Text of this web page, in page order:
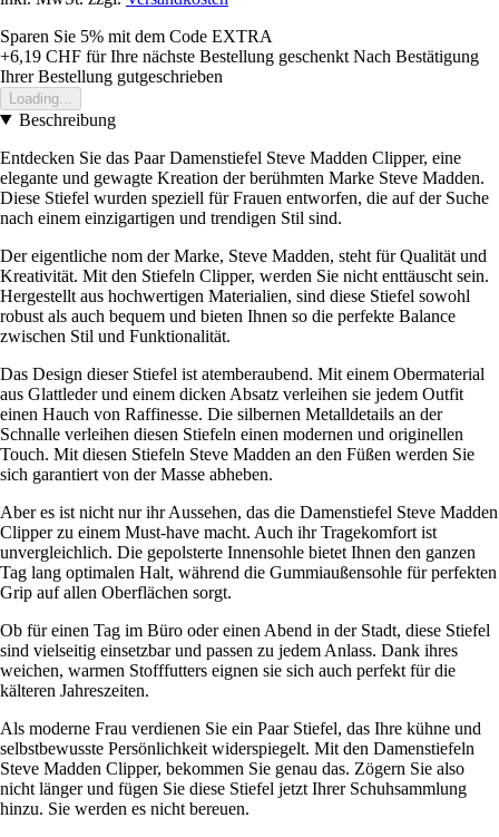
Sparen Sie 5% mit dem Code EXTRA
+6,19 CHF für Ihre nächste Bestellung geschenkt Nach Bestätigung
Ihrer Bestellung gutgeschrieben
Loading...
Beschreibung
Entdecken Sie das Paar Damenstiefel Steve Madden Clipper, eine
elegante und gewagte Kreation der berühmten Marke Steve Madden.
Diese Stiefel wurden speziell für Frauen entworfen, die auf der Suche
nach einem einzigartigen und trendigen Stil sind.
Der eigentliche nom der Marke, Steve Madden, steht für Qualität und
Kreativität. Mit den Stiefeln Clipper, werden Sie nicht enttäuscht sein.
Hergestellt aus hochwertigen Materialien, sind diese Stiefel sowohl
robust als auch bequem und bieten Ihnen so die perfekte Balance
zwischen Stil und Funktionalität.
Das Design dieser Stiefel ist atemberaubend. Mit einem Obermaterial
aus Glattleder und einem dicken Absatz verleihen sie jedem Outfit
einen Hauch von Raffinesse. Die silbernen Metalldetails an der
Schnalle verleihen diesen Stiefeln einen modernen und originellen
Touch. Mit diesen Stiefeln Steve Madden an den Füßen werden Sie
sich garantiert von der Masse abheben.
Aber es ist nicht nur ihr Aussehen, das die Damenstiefel Steve Madden
Clipper zu einem Must-have macht. Auch ihr Tragekomfort ist
unvergleichlich. Die gepolsterte Innensohle bietet Ihnen den ganzen
Tag lang optimalen Halt, während die Gummiaußensohle für perfekten
Grip auf allen Oberflächen sorgt.
Ob für einen Tag im Büro oder einen Abend in der Stadt, diese Stiefel
sind vielseitig einsetzbar und passen zu jedem Anlass. Dank ihres
weichen, warmen Stofffutters eignen sie sich auch perfekt für die
kälteren Jahreszeiten.
Als moderne Frau verdienen Sie ein Paar Stiefel, das Ihre kühne und
selbstbewusste Persönlichkeit widerspiegelt. Mit den Damenstiefeln
Steve Madden Clipper, bekommen Sie genau das. Zögern Sie also
nicht länger und fügen Sie diese Stiefel jetzt Ihrer Schuhsammlung
hinzu. Sie werden es nicht bereuen.